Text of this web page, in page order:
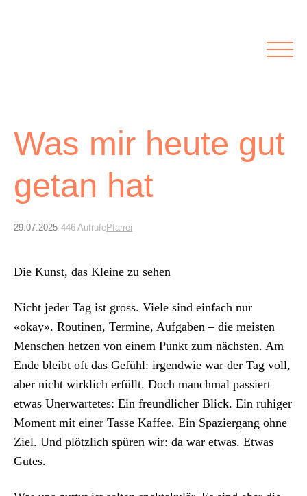
Vermischtes
Agenda I&L
Inserate &
Stellenbörse
Archiv
Über uns
ePaper
aktuelle Ausgabe
Was mir heute gut
getan hat
29.07.2025 446 AufrufePfarrei
Die Kun­st, das Kleine zu sehen
Nicht jed­er Tag ist gross. Viele sind ein­fach nur
«okay». Rou­ti­nen, Ter­mine, Auf­gaben – die meis­ten
Men­schen het­zen von einem Punkt zum näch­sten. Am
Ende bleibt oft das Gefühl: irgend­wie war der Tag voll,
aber nicht wirk­lich erfüllt. Doch manch­mal passiert
etwas Uner­wartetes: Ein fre­undlich­er Blick. Ein ruhiger
Moment mit ein­er Tasse Kaf­fee. Ein Spazier­gang ohne
Ziel. Und plöt­zlich spüren wir: da war etwas. Etwas
Gutes.